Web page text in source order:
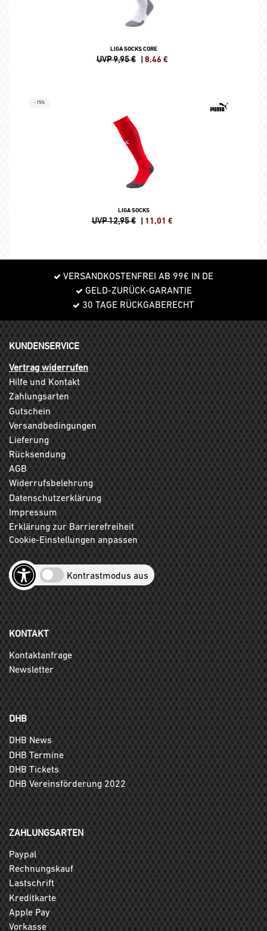
LIGA SOCKS CORE
UVP 9,95 € | 8,46 €
-15%
LIGA SOCKS
UVP 12,95 € | 11,01 €
VERSANDKOSTENFREI AB 99€ IN DE
GELD-ZURÜCK-GARANTIE
30 TAGE RÜCKGABERECHT
KUNDENSERVICE
Vertrag widerrufen
Hilfe und Kontakt
Zahlungsarten
Gutschein
Versandbedingungen
Lieferung
Rücksendung
AGB
Widerrufsbelehrung
Datenschutzerklärung
Impressum
Erklärung zur Barrierefreiheit
Cookie-Einstellungen anpassen
Kontrastmodus aus
KONTAKT
Kontaktanfrage
Newsletter
DHB
DHB News
DHB Termine
DHB Tickets
DHB Vereinsförderung 2022
ZAHLUNGSARTEN
Paypal
Rechnungskauf
Lastschrift
Kreditkarte
Apple Pay
Vorkasse